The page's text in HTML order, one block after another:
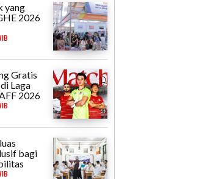
yang
2026
Gratis
Laga
2026
bagi